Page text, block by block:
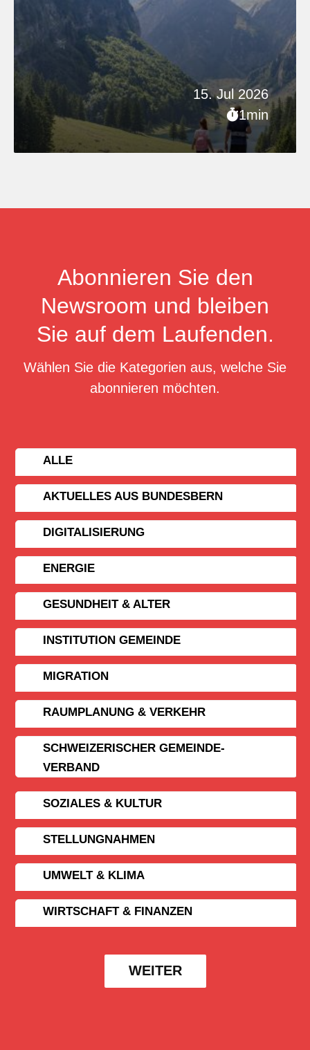
15. Jul 2026
1min
Abonnieren Sie den
Newsroom und bleiben
Sie auf dem Laufenden.
Wählen Sie die Kategorien aus, welche Sie
abonnieren möchten.
ALLE
AKTUELLES AUS BUNDESBERN
DIGITALISIERUNG
ENERGIE
GESUNDHEIT & ALTER
INSTITUTION GEMEINDE
MIGRATION
RAUMPLANUNG & VERKEHR
SCHWEIZERISCHER GEMEINDE­
VERBAND
SOZIALES & KULTUR
STELLUNGNAHMEN
UMWELT & KLIMA
WIRTSCHAFT & FINANZEN
WEITER